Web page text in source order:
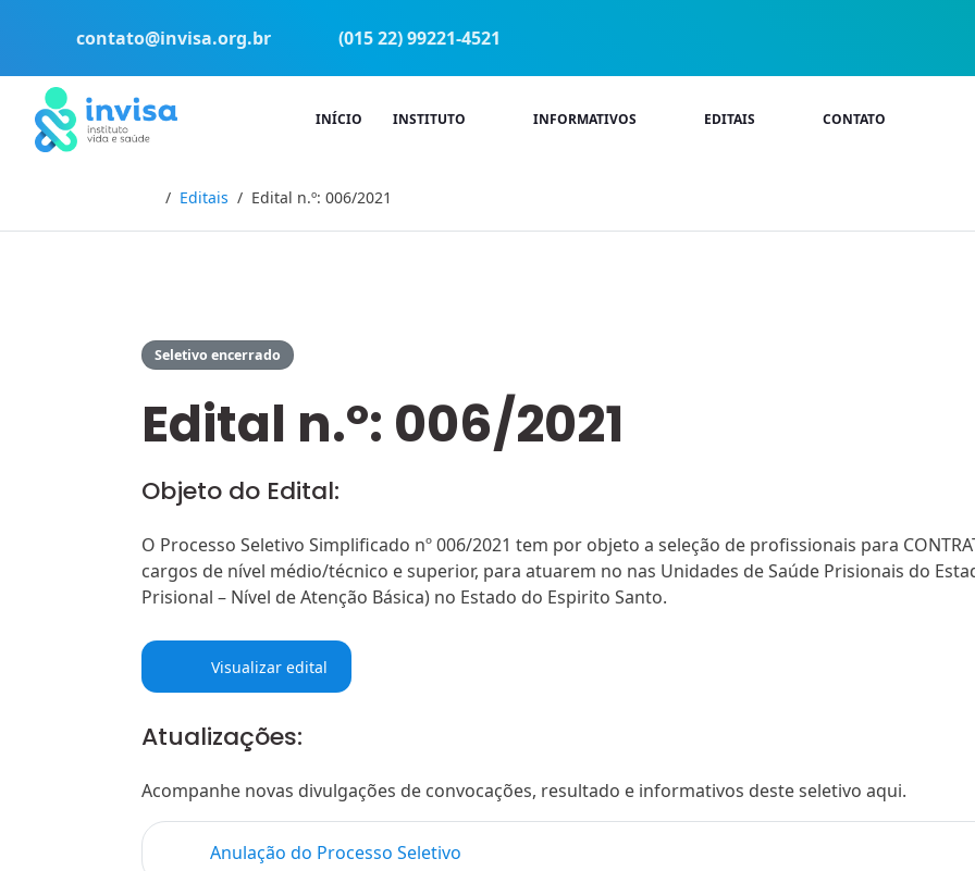
contato@invisa.org.br (015 22) 99221-4521
INÍCIO INSTITUTO INFORMATIVOS EDITAIS CONTATO
InícioEditais Edital n.º: 006/2021
Seletivo encerrado
Edital n.º: 006/2021
Objeto do Edital:
O Processo Seletivo Simplificado nº 006/2021 tem por objeto a seleção de profissionais para
cargos de nível médio/técnico e superior, para atuarem no nas Unidades de Saúde Prisionais do
Prisional – Nível de Atenção Básica) no Estado do Espirito Santo.
Visualizar edital
Atualizações:
Acompanhe novas divulgações de convocações, resultado e informativos deste seletivo aqui.
Anulação do Processo Seletivo